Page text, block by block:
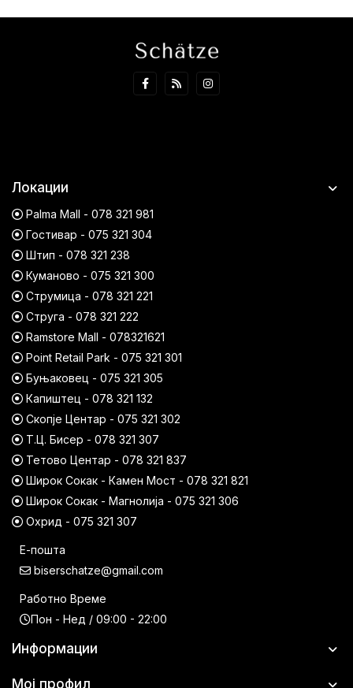
Локации
Palma Mall - 078 321 981
Гостивар - 075 321 304
Штип - 078 321 238
Куманово - 075 321 300
Струмица - 078 321 221
Струга - 078 321 222
Ramstore Mall - 078321621
Point Retail Park - 075 321 301
Буњаковец - 075 321 305
Капиштец - 078 321 132
Скопје Центар - 075 321 302
Т.Ц. Бисер - 078 321 307
Тетово Центар - 078 321 837
Широк Сокак - Камен Мост - 078 321 821
Широк Сокак - Магнолија - 075 321 306
Охрид - 075 321 307
Е-пошта
biserschatze@gmail.com
Работно Време
Пон - Нед / 09:00 - 22:00
Информации
Мој профил